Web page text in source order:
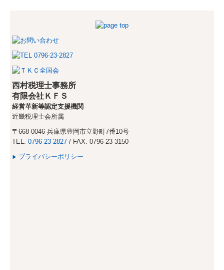
西村税理士事務所
有限会社ＫＦＳ
経営革新等認定支援機関
近畿税理士会所属
〒668-0046 兵庫県豊岡市立野町7番10号
TEL.0796-23-2827 / FAX. 0796-23-3150
▶ プライバシーポリシー